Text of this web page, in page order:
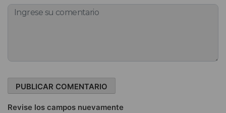
Revise los campos nuevamente